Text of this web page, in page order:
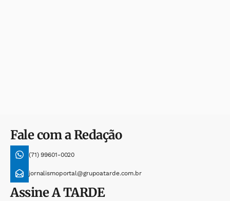
Fale com a Redação
(71) 99601-0020
jornalismoportal@grupoatarde.com.br
AssineA TARDE